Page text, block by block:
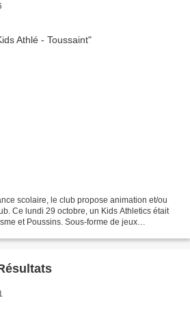
scolaire, le club propose animation et/ou
Ce lundi 29 octobre, un Kids Athletics était
et Poussins. Sous-forme de jeux